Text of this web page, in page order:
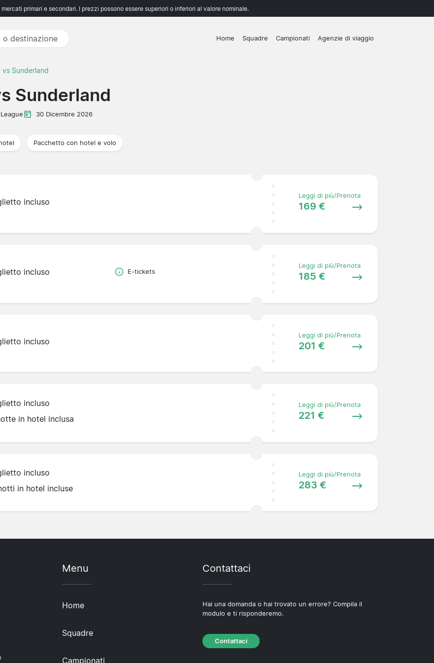
mercati primari e secondari. I prezzi possono essere superiori o inferiori al valore nominale.
Home Squadre Campionati Agenzie di viaggio
Sunderland
Sunderland
30 Dicembre 2026
Pacchetto con hotel e volo
incluso
Leggi di più/Prenota
169 €
incluso E-tickets
Leggi di più/Prenota
185 €
incluso
Leggi di più/Prenota
201 €
incluso
in hotel inclusa
Leggi di più/Prenota
221 €
incluso
in hotel incluse
Leggi di più/Prenota
283 €
Menu
Home
Squadre
Campionati
Contattaci
Hai una domanda o hai trovato un errore? Compila il
modulo e ti risponderemo.
Contattaci